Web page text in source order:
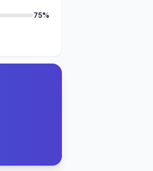
75%